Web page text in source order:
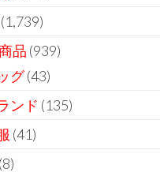
(1,739)
品 (939)
グ(43)
ンド (135)
(41)
(8)